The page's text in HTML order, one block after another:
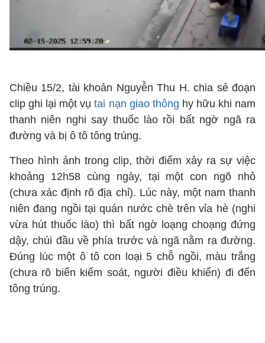
Chiều 15/2, tài khoản Nguyễn Thu H. chia sẻ đoạn
clip ghi lại một vụtai nạn giao thông hy hữu khi nam
thanh niên nghi say thuốc lào rồi bất ngờ ngã ra
đường và bị ô tô tông trúng.
Theo hình ảnh trong clip, thời điểm xảy ra sự việc
khoảng 12h58 cùng ngày, tại một con ngõ nhỏ
(chưa xác định rõ địa chỉ). Lúc này, một nam thanh
niên đang ngồi tại quán nước chè trên vỉa hè (nghi
vừa hút thuốc lào) thì bất ngờ loạng choạng đứng
dậy, chúi đầu về phía trước và ngã nằm ra đường.
Đúng lúc một ô tô con loại 5 chỗ ngồi, màu trắng
(chưa rõ biển kiểm soát, người điều khiển) đi đến
tông trúng.